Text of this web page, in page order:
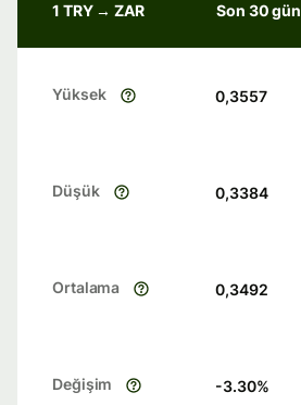
1 TRY → ZAR Son 30 gün
Yüksek 0,3557
Düşük 0,3384
Ortalama 0,3492
Değişim -3.30%